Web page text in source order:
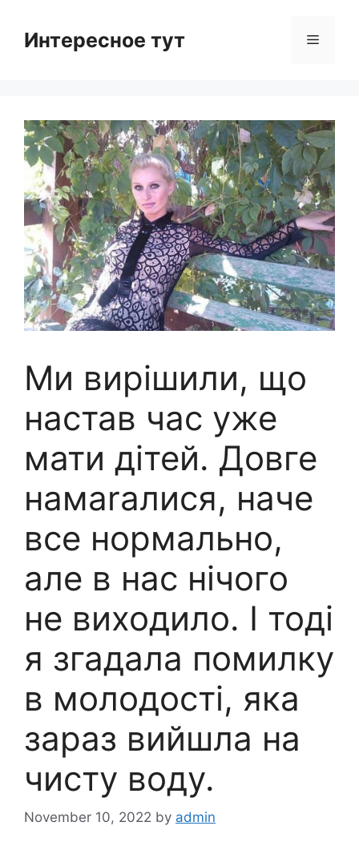
contentИнтересное тут Menu
Ми вирішили, що
настав час уже
мати дітей. Довге
намаrалися, наче
все нормально,
але в нас нічого
не виходило. І тоді
я згадала помилку
в молодості, яка
зараз вийшла на
чисту воду.
November 10, 2022 by admin